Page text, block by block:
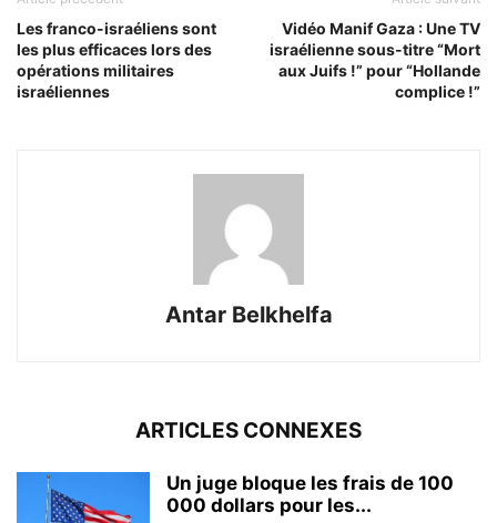
Les franco-israéliens sont
les plus efficaces lors des
opérations militaires
israéliennes
Vidéo Manif Gaza : Une TV
israélienne sous-titre “Mort
aux Juifs !” pour “Hollande
complice !”
Antar Belkhelfa
ARTICLES CONNEXES
Un juge bloque les frais de 100
000 dollars pour les...